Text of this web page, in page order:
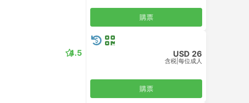
購票
4.5 USD 26
含税 每位成人
購票